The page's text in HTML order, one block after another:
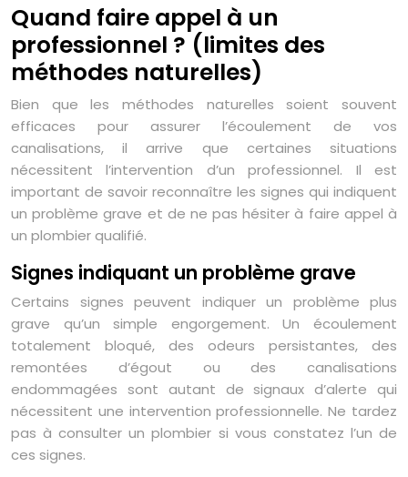
Quand faire appel à un
professionnel ? (limites des
méthodes naturelles)
Bien que les méthodes naturelles soient souvent
efficaces pour assurer l’écoulement de vos
canalisations, il arrive que certaines situations
nécessitent l’intervention d’un professionnel. Il est
important de savoir reconnaître les signes qui indiquent
un problème grave et de ne pas hésiter à faire appel à
un plombier qualifié.
Signes indiquant un problème grave
Certains signes peuvent indiquer un problème plus
grave qu’un simple engorgement. Un écoulement
totalement bloqué, des odeurs persistantes, des
remontées d’égout ou des canalisations
endommagées sont autant de signaux d’alerte qui
nécessitent une intervention professionnelle. Ne tardez
pas à consulter un plombier si vous constatez l’un de
ces signes.